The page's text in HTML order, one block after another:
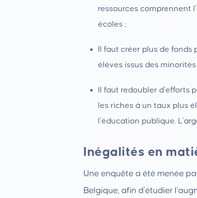
ressources comprennent
écoles ;
Il faut créer plus de fonds
élèves issus des minorités
Il faut redoubler d’efforts
les riches à un taux plus
l’éducation publique.
Inégalités en
Une enquête a été menée
Belgique, afin d’étudier